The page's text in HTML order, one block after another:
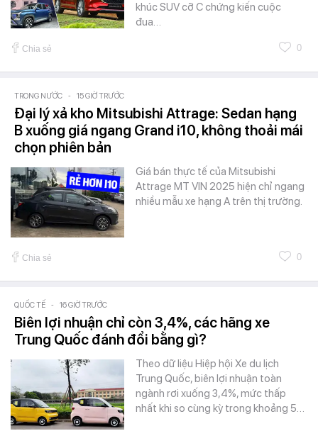
khúc SUV cỡ C chứng kiến cuộc
đua…
Chia sẻ 0
TRONG NƯỚC - 15 GIỜ TRƯỚC
Đại lý xả kho Mitsubishi Attrage: Sedan hạng
B xuống giá ngang Grand i10, không thoải mái
chọn phiên bản
Giá bán thực tế của Mitsubishi
Attrage MT VIN 2025 hiện chỉ ngang
nhiều mẫu xe hạng A trên thị trường.
Chia sẻ 0
QUỐC TẾ - 16 GIỜ TRƯỚC
Biên lợi nhuận chỉ còn 3,4%, các hãng xe
Trung Quốc đánh đổi bằng gì?
Theo dữ liệu Hiệp hội Xe du lịch
Trung Quốc, biên lợi nhuận toàn
ngành rơi xuống 3,4%, mức thấp
nhất khi so cùng kỳ trong khoảng 5…